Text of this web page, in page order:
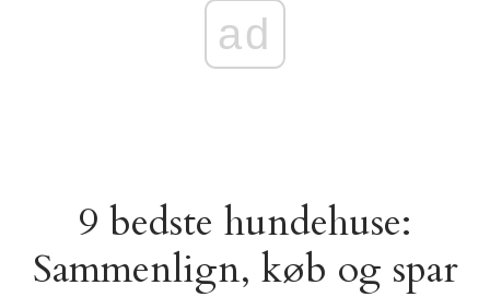
ad
9 bedste hundehuse:
Sammenlign, køb og spar